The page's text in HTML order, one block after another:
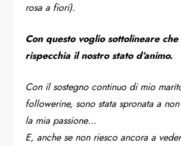
rosa a fiori).
Con questo voglio sottolineare che
rispecchia il nostro stato d’animo.
Con il sostegno continuo di mio
followerine, sono stata spronata a
la mia passione…
E, anche se non riesco ancora a